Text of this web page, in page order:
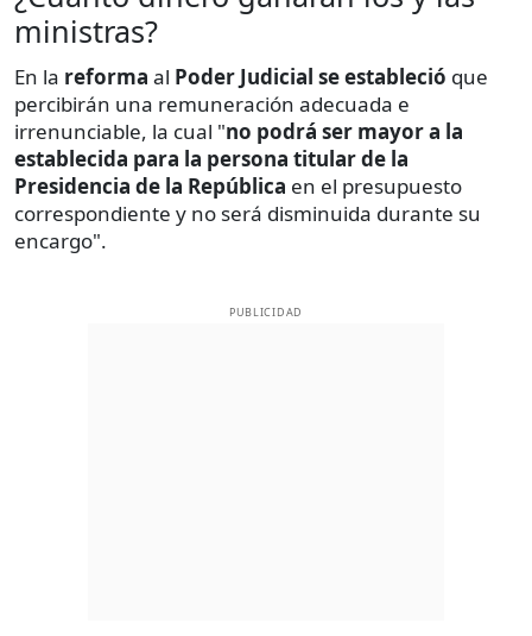
ministras?
En la reforma al Poder Judicial se estableció que
percibirán una remuneración adecuada e
irrenunciable, la cual "no podrá ser mayor a la
establecida para la persona titular de la
Presidencia de la República en el presupuesto
correspondiente y no será disminuida durante su
encargo".
PUBLICIDAD